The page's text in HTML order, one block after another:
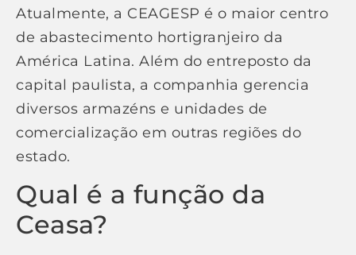
Atualmente, a CEAGESP é o maior centro
de abastecimento hortigranjeiro da
América Latina. Além do entreposto da
capital paulista, a companhia gerencia
diversos armazéns e unidades de
comercialização em outras regiões do
estado.
Qual é a função da
Ceasa?